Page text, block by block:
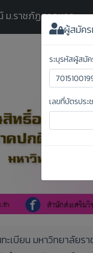
ม.ราชภัฏสกลนคร
ผู้สมัคร
ระบุรหัสผู้สมั
เลขที่บัตรประ
ะเบียน มหาวิทยาลัย